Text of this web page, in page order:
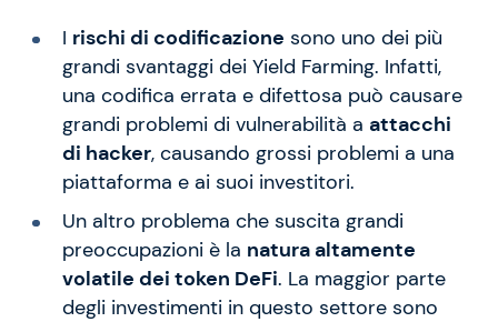
I rischi di codificazione sono uno dei più
grandi svantaggi dei Yield Farming. Infatti,
una codifica errata e difettosa può causare
grandi problemi di vulnerabilità a attacchi
di hacker, causando grossi problemi a una
piattaforma e ai suoi investitori.
Un altro problema che suscita grandi
preoccupazioni è la natura altamente
volatile dei token DeFi. La maggior parte
degli investimenti in questo settore sono